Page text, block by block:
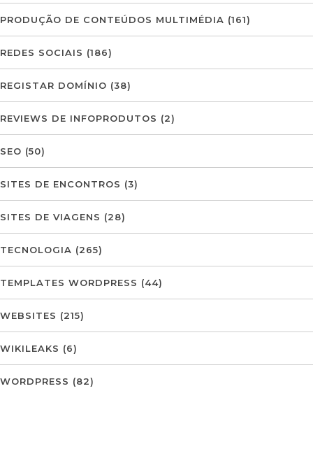
PRODUÇÃO DE CONTEÚDOS MULTIMÉDIA (161)
REDES SOCIAIS (186)
REGISTAR DOMÍNIO (38)
REVIEWS DE INFOPRODUTOS (2)
SEO (50)
SITES DE ENCONTROS (3)
SITES DE VIAGENS (28)
TECNOLOGIA (265)
TEMPLATES WORDPRESS (44)
WEBSITES (215)
WIKILEAKS (6)
WORDPRESS (82)